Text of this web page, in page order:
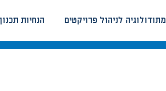
הנחיות מתודולוגיה לניהול פרויקטים